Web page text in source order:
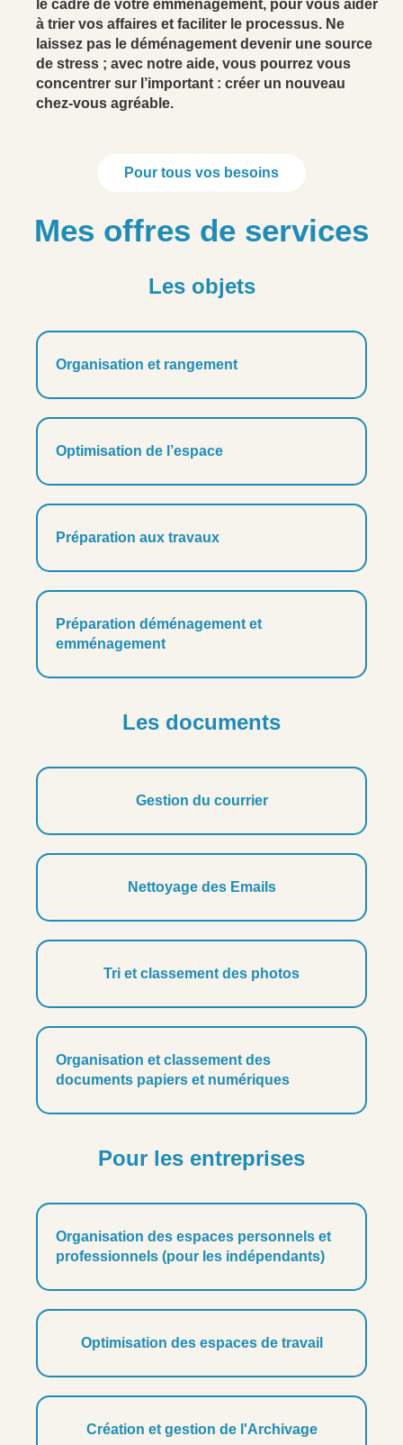
le cadre de votre emménagement, pour vous aider
à trier vos affaires et faciliter le processus. Ne
laissez pas le déménagement devenir une source
de stress ; avec notre aide, vous pourrez vous
concentrer sur l’important : créer un nouveau
chez-vous agréable.
Pour tous vos besoins
Mes offres de services
Les objets
Organisation et rangement
Optimisation de l’espace
Préparation aux travaux
Préparation déménagement et
emménagement
Les documents
Gestion du courrier
Nettoyage des Emails
Tri et classement des photos
Organisation et classement des
documents papiers et numériques
Pour les entreprises
Organisation des espaces personnels et
professionnels (pour les indépendants)
Optimisation des espaces de travail
Création et gestion de l'Archivage